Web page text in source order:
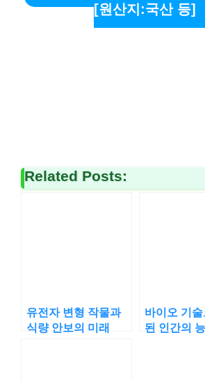
[원산지:국산 등]
Related Posts:
유전자 변형 작물과
식량 안보의 미래
바이오 기술
된 인간의